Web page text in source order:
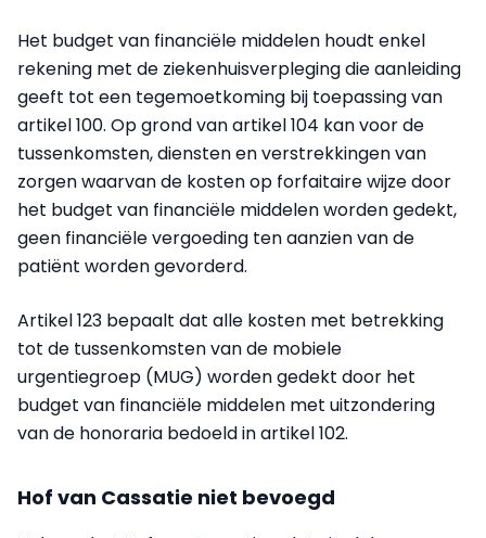
Het budget van financiële middelen houdt enkel
rekening met de ziekenhuisverpleging die aanleiding
geeft tot een tegemoetkoming bij toepassing van
artikel 100. Op grond van artikel 104 kan voor de
tussenkomsten, diensten en verstrekkingen van
zorgen waarvan de kosten op forfaitaire wijze door
het budget van financiële middelen worden gedekt,
geen financiële vergoeding ten aanzien van de
patiënt worden gevorderd.
Artikel 123 bepaalt dat alle kosten met betrekking
tot de tussenkomsten van de mobiele
urgentiegroep (MUG) worden gedekt door het
budget van financiële middelen met uitzondering
van de honoraria bedoeld in artikel 102.
Hof van Cassatie niet bevoegd